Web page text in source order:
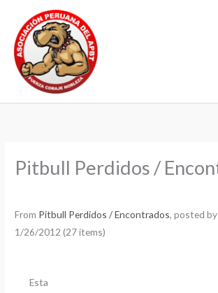
contenido
Pitbull Perdidos /
From Pitbull Perdidos / Encontrados, posted
1/26/2012 (27 items)
Esta